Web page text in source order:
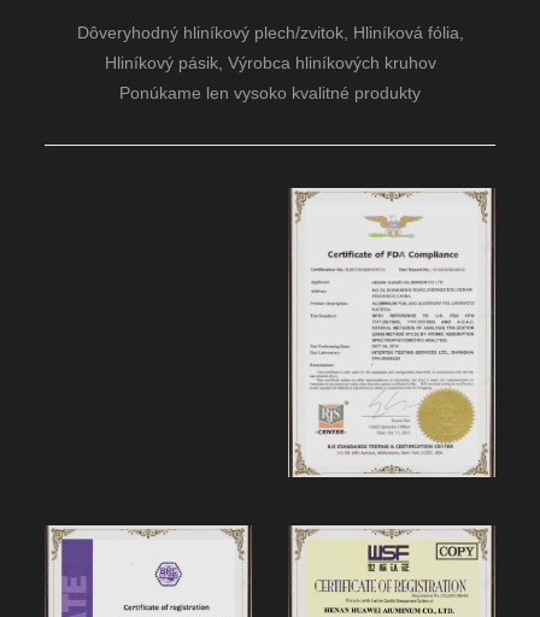
Dôveryhodný hliníkový plech/zvitok, Hliníková fólia,
Hliníkový pásik, Výrobca hliníkových kruhov
Ponúkame len vysoko kvalitné produkty